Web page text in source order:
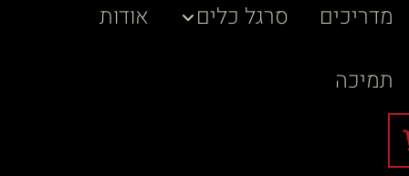
מדריכים
סרגל כלים
אודות
תמיכה